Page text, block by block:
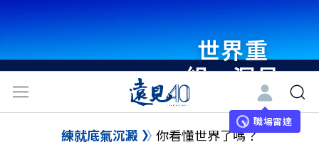
世界重
組・洞見
未來 與
世界領袖
職場雷達
練就底氣沉澱 你看懂世界了嗎？